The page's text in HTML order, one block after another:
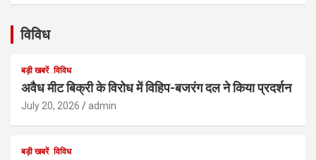
विविध
बड़ी खबरें विविध
अवैध मीट बिक्री के विरोध में विहिप-बजरंग दल ने किया प्रदर्शन
July 20, 2026 admin
बड़ी खबरें विविध